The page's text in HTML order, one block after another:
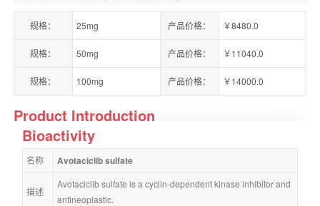
规格： 25mg 产品价格： ￥8480.0
规格： 50mg 产品价格： ￥11040.0
规格： 100mg 产品价格： ￥14000.0
Product Introduction
Bioactivity
名称 Avotaciclib sulfate
描述
Avotaciclib sulfate is a cyclin-dependent kinase inhibitor and
antineoplastic.